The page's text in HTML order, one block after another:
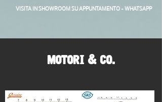
VISITA IN SHOWROOM SU APPUNTAMENTO - WHATSAPP
motori & co.